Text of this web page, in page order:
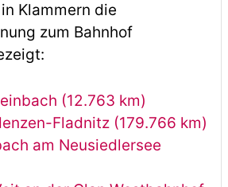
Klammern die
zum Bahnhof
(12.763 km)
Fladnitz (179.766 km)
am Neusiedlersee